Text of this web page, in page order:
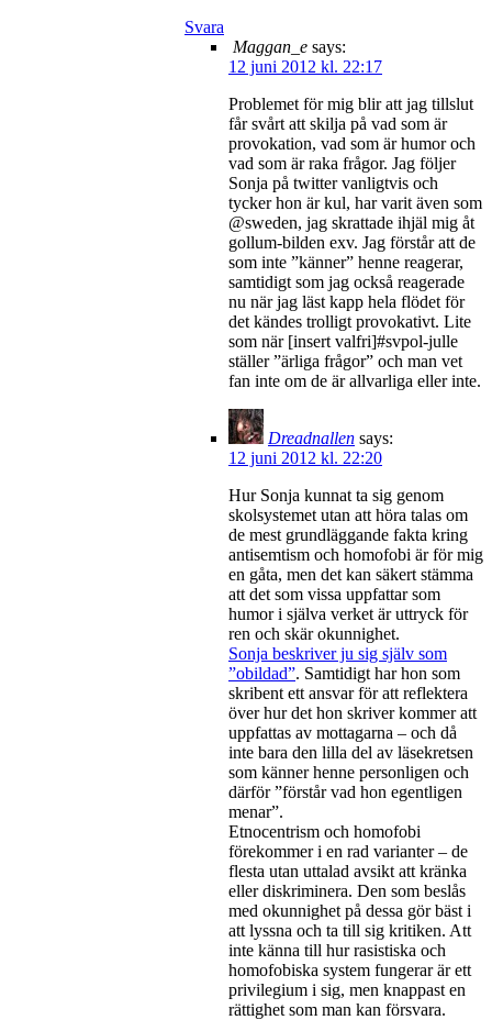
Svara
Maggan_e says:
12 juni 2012 kl. 22:17
Problemet för mig blir att jag tillslut
får svårt att skilja på vad som är
provokation, vad som är humor och
vad som är raka frågor. Jag följer
Sonja på twitter vanligtvis och
tycker hon är kul, har varit även som
@sweden, jag skrattade ihjäl mig åt
gollum-bilden exv. Jag förstår att de
som inte ”känner” henne reagerar,
samtidigt som jag också reagerade
nu när jag läst kapp hela flödet för
det kändes trolligt provokativt. Lite
som när [insert valfri]#svpol-julle
ställer ”ärliga frågor” och man vet
fan inte om de är allvarliga eller inte.
Dreadnallen says:
12 juni 2012 kl. 22:20
Hur Sonja kunnat ta sig genom
skolsystemet utan att höra talas om
de mest grundläggande fakta kring
antisemtism och homofobi är för mig
en gåta, men det kan säkert stämma
att det som vissa uppfattar som
humor i själva verket är uttryck för
ren och skär okunnighet.
Sonja beskriver ju sig själv som
”obildad”. Samtidigt har hon som
skribent ett ansvar för att reflektera
över hur det hon skriver kommer att
uppfattas av mottagarna – och då
inte bara den lilla del av läsekretsen
som känner henne personligen och
därför ”förstår vad hon egentligen
menar”.
Etnocentrism och homofobi
förekommer i en rad varianter – de
flesta utan uttalad avsikt att kränka
eller diskriminera. Den som beslås
med okunnighet på dessa gör bäst i
att lyssna och ta till sig kritiken. Att
inte känna till hur rasistiska och
homofobiska system fungerar är ett
privilegium i sig, men knappast en
rättighet som man kan försvara.